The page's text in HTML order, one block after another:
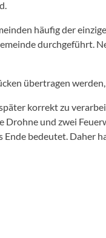
häufig der
durchgeführt.
übertragen werden,
korrekt zu
Drohne und zwei
bedeutet. Daher